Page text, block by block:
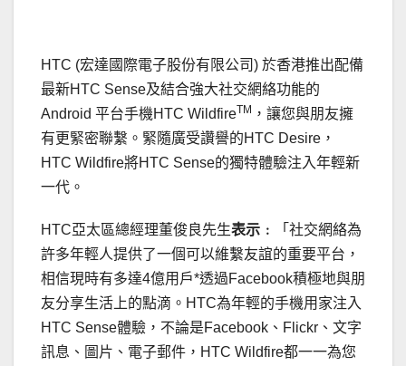
HTC (宏達國際電子股份有限公司) 於香港推出配備
最新HTC Sense及結合強大社交網絡功能的
Android 平台手機HTC WildfireTM ，讓您與朋友擁
有更緊密聯繫。緊隨廣受讚譽的HTC Desire，
HTC Wildfire將HTC Sense的獨特體驗注入年輕新
一代。
HTC亞太區總經理董俊良先生表示﹕
「社交網絡為
許多年輕人提供了一個可以維繫友誼的重要平台，
相信現時有多達4億用戶*透過Facebook積極地與朋
友分享生活上的點滴。HTC為年輕的手機用家注入
HTC Sense體驗，不論是Facebook、Flickr、文字
訊息、圖片、電子郵件，HTC Wildfire都一一為您